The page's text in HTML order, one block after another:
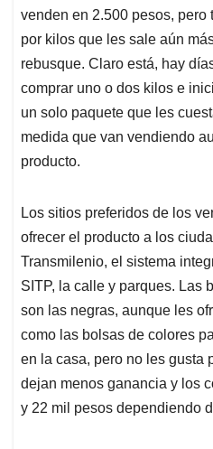
venden en 2.500 pesos, pero
por kilos que les sale aún
rebusque. Claro está, hay
comprar uno o dos kilos e
un solo paquete que les
medida que van vendiendo
producto.
Los sitios preferidos de los
ofrecer el producto a los
Transmilenio, el sistema
SITP, la calle y parques. Las
son las negras, aunque les
como las bolsas de colores
en la casa, pero no les gusta
dejan menos ganancia y los
y 22 mil pesos dependiendo